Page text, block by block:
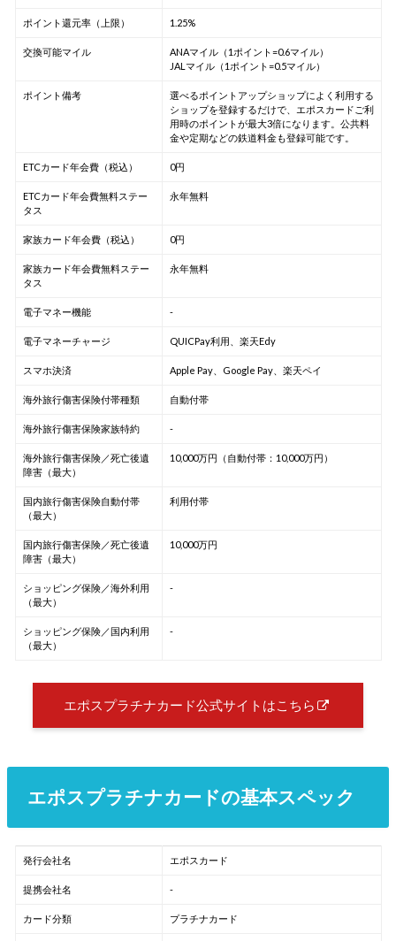
ポイント還元率（上限） 1.25%
交換可能マイル
ANAマイル（1ポイント=0.6マイル）
JALマイル（1ポイント=0.5マイル）
ポイント備考
選べるポイントアップショップによく利用する
ショップを登録するだけで、エポスカードご利
用時のポイントが最大3倍になります。公共料
金や定期などの鉄道料金も登録可能です。
ETCカード年会費（税込） 0円
ETCカード年会費無料ステー
タス
永年無料
家族カード年会費（税込） 0円
家族カード年会費無料ステー
タス
永年無料
電子マネー機能 -
電子マネーチャージ QUICPay利用、楽天Edy
スマホ決済 Apple Pay、Google Pay、楽天ペイ
海外旅行傷害保険付帯種類 自動付帯
海外旅行傷害保険家族特約 -
海外旅行傷害保険／死亡後遺
障害（最大）
10,000万円（自動付帯：10,000万円）
国内旅行傷害保険自動付帯
（最大）
利用付帯
国内旅行傷害保険／死亡後遺
障害（最大）
10,000万円
ショッピング保険／海外利用
（最大）
-
ショッピング保険／国内利用
（最大）
-
エポスプラチナカード公式サイトはこちら
エポスプラチナカードの基本スペック
発行会社名 エポスカード
提携会社名 -
カード分類 プラチナカード